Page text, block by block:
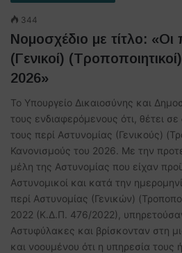
344
Νομοσχέδιο με τίτλο: «Οι
(Γενικοί)
2026»
Το Υπουργείο Δικαιοσύνης και
τους ενδιαφερόμενους ότι, θέτει
τους περί Αστυνομίας (Γενικούς)
Κανονισμούς του 2026. Με την
μέλη της Αστυνομίας που είχαν
Αστυνομικοί και κατά την
περί Αστυνομίας (Γενικών)
2022 (Κ.Δ.Π. 476/2022),
Αστυφύλακες και βρίσκονταν στη
και νοουμένου ότι η υπηρεσία τους